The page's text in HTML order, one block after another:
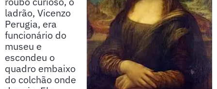
ladrão, Vicenzo
Perugia, era
funcionário do
museu e
escondeu o
quadro embaixo
do colchão onde